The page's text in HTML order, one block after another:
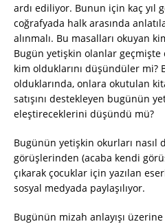
ardı ediliyor. Bunun için kaç yıl
coğrafyada halk arasında
alınmalı. Bu masalları okuyan
Bugün yetişkin olanlar geçmişte
kim olduklarını düşündüler mi?
olduklarında, onlara okutulan
satışını destekleyen bugünün
eleştireceklerini düşündü mü?
Bugünün yetişkin okurları nasıl
görüşlerinden (acaba kendi
çıkarak çocuklar için yazılan
sosyal medyada paylaşılıyor.
Bugünün mizah anlayışı